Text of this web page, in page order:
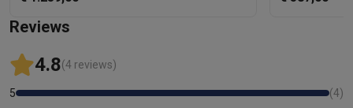
Reviews
4.8(4 reviews)
5 (4)